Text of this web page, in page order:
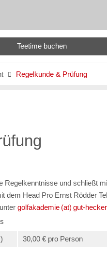
Teetime buchen
 Regelkunde & Prüfung
Regelkenntnisse und schließt
dem Head Pro Ernst Rödder
golfakademie (at) gut-
30,00 € pro Person